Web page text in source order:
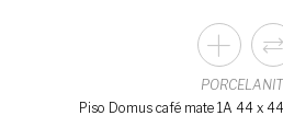
Piso Domus café mate 1A 44 x